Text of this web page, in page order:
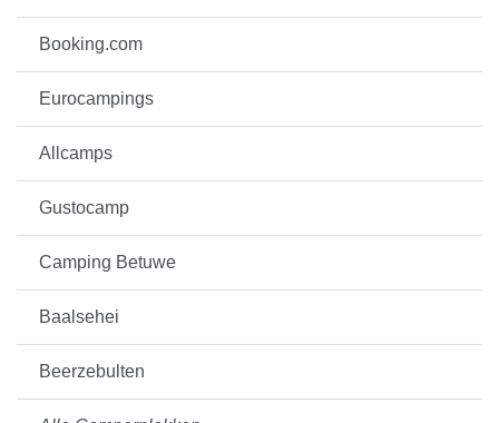
Booking.com
Eurocampings
Allcamps
Gustocamp
Camping Betuwe
Baalsehei
Beerzebulten